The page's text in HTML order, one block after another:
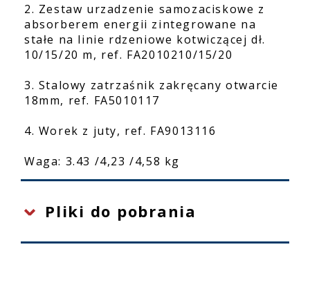
2. Zestaw urzadzenie samozaciskowe z
absorberem energii zintegrowane na
stałe na linie rdzeniowe kotwiczącej dł.
10/15/20 m, ref. FA2010210/15/20
3. Stalowy zatrzaśnik zakręcany otwarcie
18mm, ref. FA5010117
4. Worek z juty, ref. FA9013116
Waga: 3.43 /4,23 /4,58 kg
Pliki do pobrania